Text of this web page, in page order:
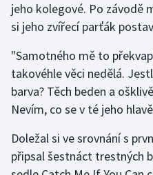
Volejbal
jeho kolegové. Po závodě
si jeho zvířecí parťák
"Samotného mě to
takovéhle věci nedělá.
barva? Těch beden a
Nevím, co se v té jeho
Doležal si ve srovnání s
připsal šestnáct trestných